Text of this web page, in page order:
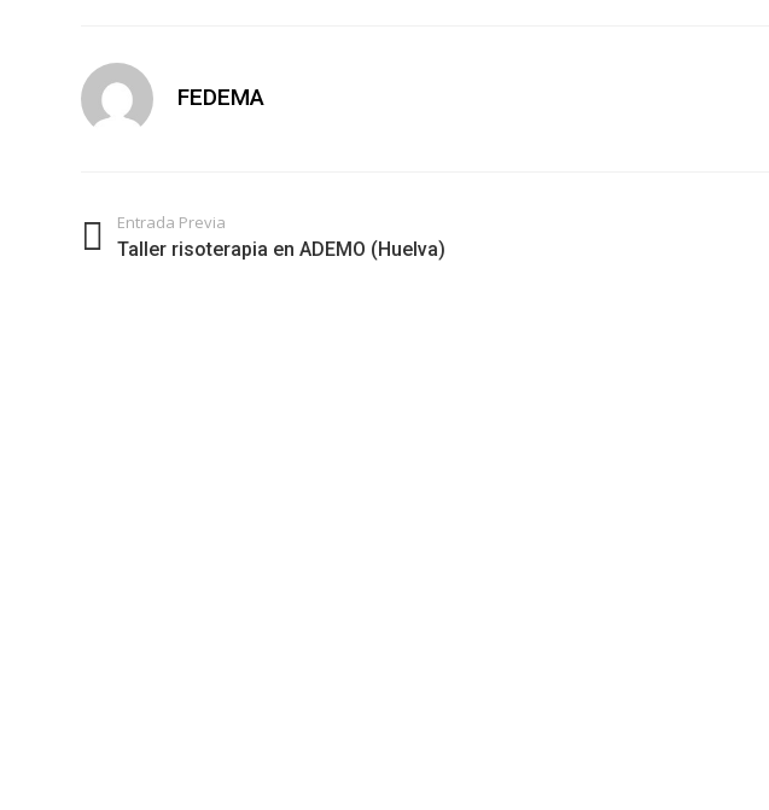
FEDEMA
Entrada Previa
Taller risoterapia en ADEMO (Huelva)